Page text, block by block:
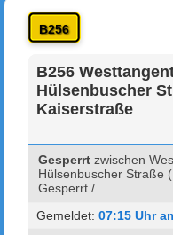
B256
B256
Hülsenbuscher
Kaiserstraße
Gesperrt zwischen
Hülsenbuscher Straße
Gesperrt /
Gemeldet:07:15 Uhr